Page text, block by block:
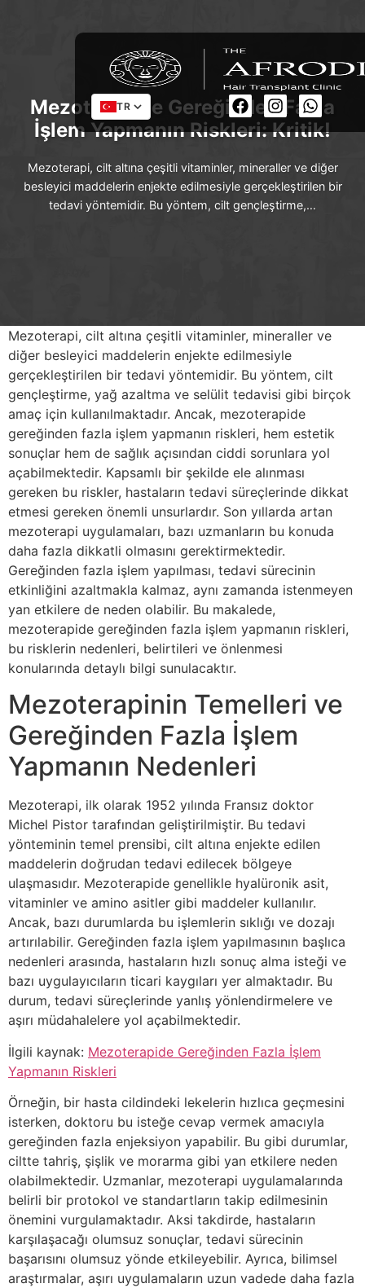
TR
Mezoterapide Gereğinden Fazla
İşlem Yapmanın Riskleri: Kritik!
Mezoterapi, cilt altına çeşitli vitaminler, mineraller ve diğer
besleyici maddelerin enjekte edilmesiyle gerçekleştirilen bir
tedavi yöntemidir. Bu yöntem, cilt gençleştirme,…
Mezoterapi, cilt altına çeşitli vitaminler, mineraller ve
diğer besleyici maddelerin enjekte edilmesiyle
gerçekleştirilen bir tedavi yöntemidir. Bu yöntem, cilt
gençleştirme, yağ azaltma ve selülit tedavisi gibi birçok
amaç için kullanılmaktadır. Ancak, mezoterapide
gereğinden fazla işlem yapmanın riskleri, hem estetik
sonuçlar hem de sağlık açısından ciddi sorunlara yol
açabilmektedir. Kapsamlı bir şekilde ele alınması
gereken bu riskler, hastaların tedavi süreçlerinde dikkat
etmesi gereken önemli unsurlardır. Son yıllarda artan
mezoterapi uygulamaları, bazı uzmanların bu konuda
daha fazla dikkatli olmasını gerektirmektedir.
Gereğinden fazla işlem yapılması, tedavi sürecinin
etkinliğini azaltmakla kalmaz, aynı zamanda istenmeyen
yan etkilere de neden olabilir. Bu makalede,
mezoterapide gereğinden fazla işlem yapmanın riskleri,
bu risklerin nedenleri, belirtileri ve önlenmesi
konularında detaylı bilgi sunulacaktır.
Mezoterapinin Temelleri ve
Gereğinden Fazla İşlem
Yapmanın Nedenleri
Mezoterapi, ilk olarak 1952 yılında Fransız doktor
Michel Pistor tarafından geliştirilmiştir. Bu tedavi
yönteminin temel prensibi, cilt altına enjekte edilen
maddelerin doğrudan tedavi edilecek bölgeye
ulaşmasıdır. Mezoterapide genellikle hyalüronik asit,
vitaminler ve amino asitler gibi maddeler kullanılır.
Ancak, bazı durumlarda bu işlemlerin sıklığı ve dozajı
artırılabilir. Gereğinden fazla işlem yapılmasının başlıca
nedenleri arasında, hastaların hızlı sonuç alma isteği ve
bazı uygulayıcıların ticari kaygıları yer almaktadır. Bu
durum, tedavi süreçlerinde yanlış yönlendirmelere ve
aşırı müdahalelere yol açabilmektedir.
İlgili kaynak: Mezoterapide Gereğinden Fazla İşlem
Yapmanın Riskleri
Örneğin, bir hasta cildindeki lekelerin hızlıca geçmesini
isterken, doktoru bu isteğe cevap vermek amacıyla
gereğinden fazla enjeksiyon yapabilir. Bu gibi durumlar,
ciltte tahriş, şişlik ve morarma gibi yan etkilere neden
olabilmektedir. Uzmanlar, mezoterapi uygulamalarında
belirli bir protokol ve standartların takip edilmesinin
önemini vurgulamaktadır. Aksi takdirde, hastaların
karşılaşacağı olumsuz sonuçlar, tedavi sürecinin
başarısını olumsuz yönde etkileyebilir. Ayrıca, bilimsel
araştırmalar, aşırı uygulamaların uzun vadede daha fazla